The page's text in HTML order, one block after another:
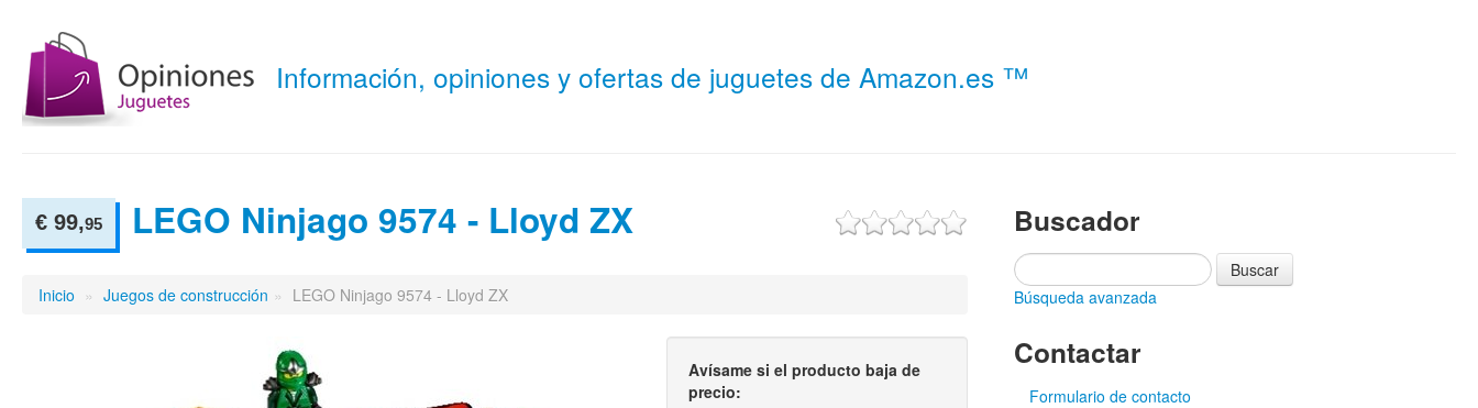
Información, opiniones y ofertas de juguetes de Amazon.es ™
€ 99,95 LEGO Ninjago 9574 - Lloyd ZX
Inicio » Juegos de construcción » LEGO Ninjago 9574 - Lloyd ZX
Avísame si el producto baja de
precio:
Buscador
Búsqueda avanzada
Contactar
Formulario de contacto